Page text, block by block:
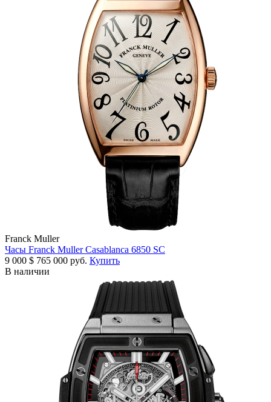
Franck Muller
Часы Franck Muller Casablanca 6850 SC
9 000 $ 765 000 руб. Купить
В наличии